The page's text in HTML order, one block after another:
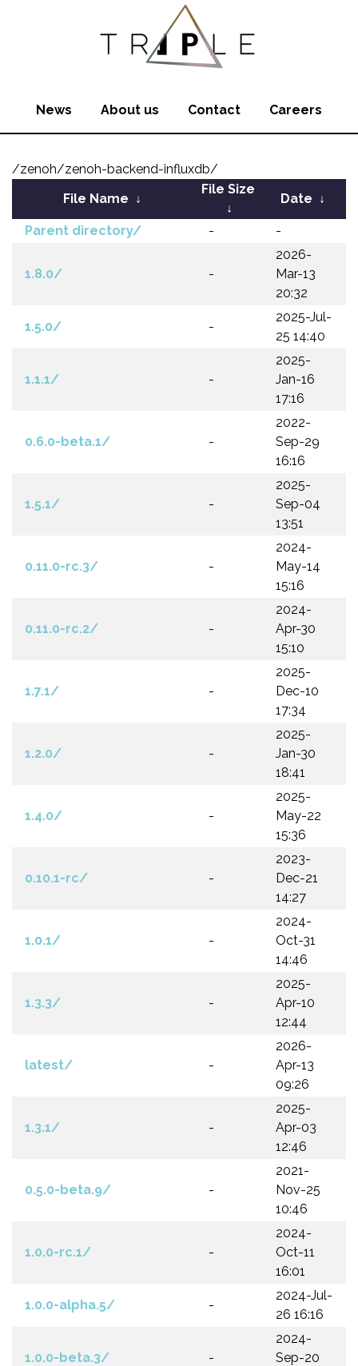
News About us Contact Careers
/zenoh/zenoh-backend-influxdb/
File Name ↓
File Size
↓
Date ↓
Parent directory/ - -
1.8.0/ -
2026-
Mar-13
20:32
1.5.0/ -
2025-Jul-
25 14:40
1.1.1/ -
2025-
Jan-16
17:16
0.6.0-beta.1/ -
2022-
Sep-29
16:16
1.5.1/ -
2025-
Sep-04
13:51
0.11.0-rc.3/ -
2024-
May-14
15:16
0.11.0-rc.2/ -
2024-
Apr-30
15:10
1.7.1/ -
2025-
Dec-10
17:34
1.2.0/ -
2025-
Jan-30
18:41
1.4.0/ -
2025-
May-22
15:36
0.10.1-rc/ -
2023-
Dec-21
14:27
1.0.1/ -
2024-
Oct-31
14:46
1.3.3/ -
2025-
Apr-10
12:44
latest/ -
2026-
Apr-13
09:26
1.3.1/ -
2025-
Apr-03
12:46
0.5.0-beta.9/ -
2021-
Nov-25
10:46
1.0.0-rc.1/ -
2024-
Oct-11
16:01
1.0.0-alpha.5/ -
2024-Jul-
26 16:16
1.0.0-beta.3/ -
2024-
Sep-20